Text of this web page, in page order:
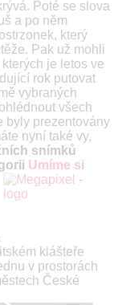
Poté se slova
a po něm
který
Pak už mohli
je letos ve
rok putovat
vybraných
všech
byly prezentovány
nyní také vy,
snímků
Umíme si
klášteře
v prostorách
České